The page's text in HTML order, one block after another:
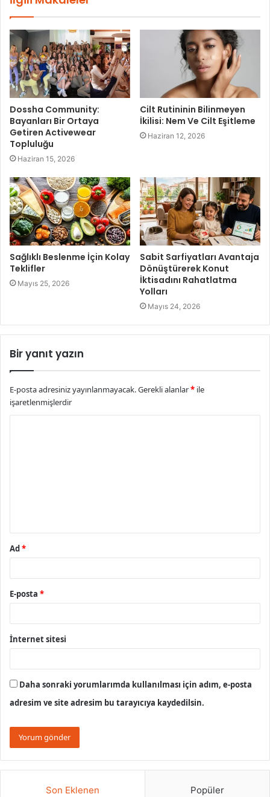
Dossha Community:
Bayanları Bir Ortaya
Getiren Activewear
Topluluğu
Haziran 15, 2026
Cilt Rutininin Bilinmeyen
İkilisi: Nem Ve Cilt Eşitleme
Haziran 12, 2026
Sağlıklı Beslenme İçin Kolay
Teklifler
Mayıs 25, 2026
Sabit Sarfiyatları Avantaja
Dönüştürerek Konut
İktisadını Rahatlatma
Yolları
Mayıs 24, 2026
Bir yanıt yazın
E-posta adresiniz yayınlanmayacak.Gerekli alanlar* ile
işaretlenmişlerdir
Ad*
E-posta *
İnternet sitesi
Daha sonraki yorumlarımda kullanılması için adım, e-posta
adresim ve site adresim bu tarayıcıya kaydedilsin.
Son Eklenen Popüler